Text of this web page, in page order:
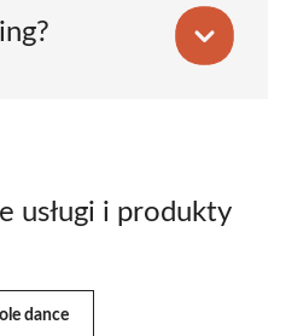
usługi i produkty
dance